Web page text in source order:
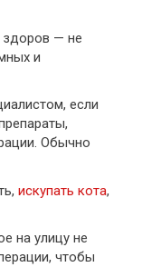
здоров — не
и
если
Обычно
искупать кота,
на улицу не
чтобы